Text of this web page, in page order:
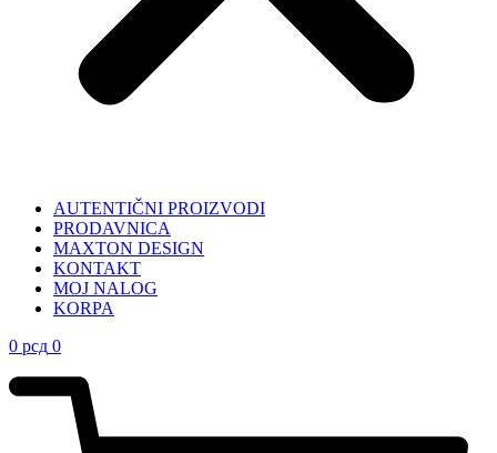
AUTENTIČNI PROIZVODI
PRODAVNICA
MAXTON DESIGN
KONTAKT
MOJ NALOG
KORPA
0 рсд 0